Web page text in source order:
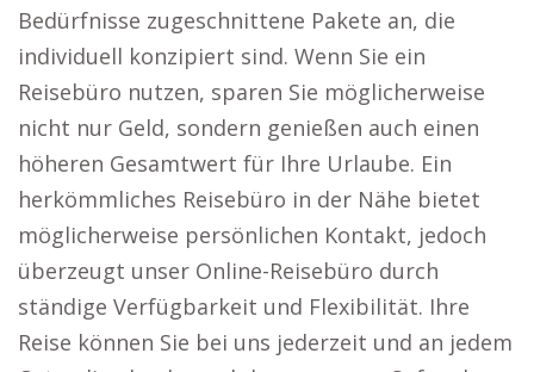
Bedürfnisse zugeschnittene Pakete an, die
individuell konzipiert sind. Wenn Sie ein
Reisebüro nutzen, sparen Sie möglicherweise
nicht nur Geld, sondern genießen auch einen
höheren Gesamtwert für Ihre Urlaube. Ein
herkömmliches Reisebüro in der Nähe bietet
möglicherweise persönlichen Kontakt, jedoch
überzeugt unser Online-Reisebüro durch
ständige Verfügbarkeit und Flexibilität. Ihre
Reise können Sie bei uns jederzeit und an jedem